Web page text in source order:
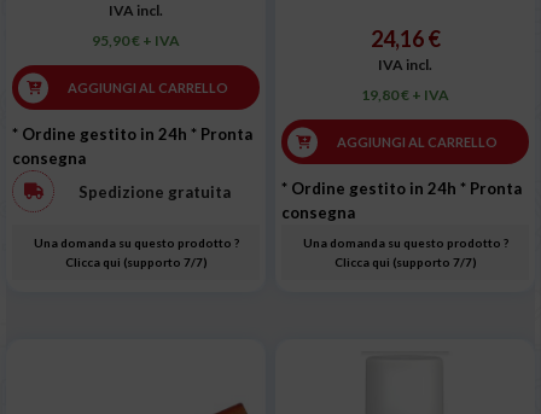
IVA incl.
95,90 € + IVA
AGGIUNGI AL CARRELLO
* Ordine gestito in 24h * Pronta
consegna
Spedizione gratuita
Una domanda su questo prodotto ?
Clicca qui (supporto 7/7)
24,16 €
IVA incl.
19,80 € + IVA
AGGIUNGI AL CARRELLO
* Ordine gestito in 24h * Pronta
consegna
Una domanda su questo prodotto ?
Clicca qui (supporto 7/7)